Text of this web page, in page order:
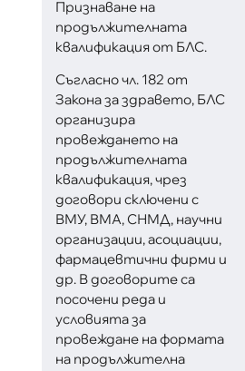
Признаване на
продължителната
квалификация от БЛС.
Съгласно чл. 182 от
Закона за здравето, БЛС
организира
провеждането на
продължителната
квалификация, чрез
договори сключени с
ВМУ, ВМА, СНМД, научни
организации, асоциации,
фармацевтични фирми и
др. В договорите са
посочени реда и
условията за
провеждане на формата
на продължителна